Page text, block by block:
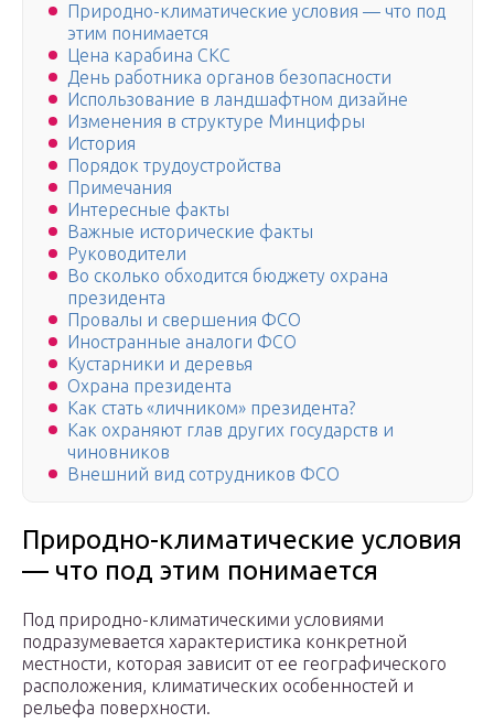
Природно-климатические условия — что под
этим понимается
Цена карабина СКС
День работника органов безопасности
Использование в ландшафтном дизайне
Изменения в структуре Минцифры
История
Порядок трудоустройства
Примечания
Интересные факты
Важные исторические факты
Руководители
Во сколько обходится бюджету охрана
президента
Провалы и свершения ФСО
Иностранные аналоги ФСО
Кустарники и деревья
Охрана президента
Как стать «личником» президента?
Как охраняют глав других государств и
чиновников
Внешний вид сотрудников ФСО
Природно-климатические условия
— что под этим понимается
Под природно-климатическими условиями
подразумевается характеристика конкретной
местности, которая зависит от ее географического
расположения, климатических особенностей и
рельефа поверхности.